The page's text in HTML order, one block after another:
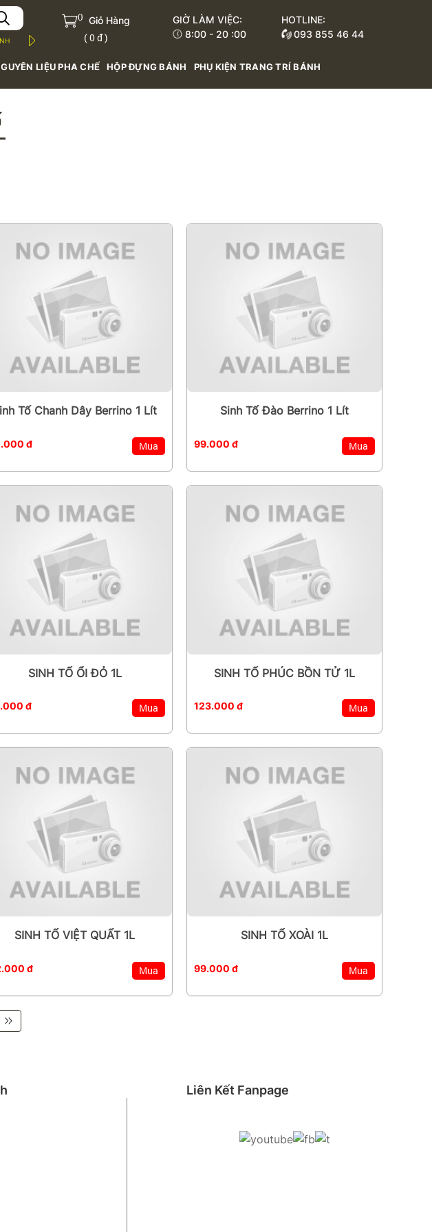
MỨT TRÁI CÂY BỘT ĐUÔI INOX BẮT HOA - KÉO GẤP BÔNG - DÙ INOX MÀU NƯỚC / MÀU DẦU /
0 Giỏ Hàng
(0 đ)
GIỜ LÀM VIỆC:
8:00 - 20 :00
HOTLINE:
093 855 46 44
LIỆU PHA CHẾ HỘP ĐỰNG BÁNH PHỤ KIỆN TRANG TRÍ BÁNH
Tố Chanh Dây Berrino 1 Lít
đ Mua
Sinh Tố Đào Berrino 1 Lít
99.000 đ Mua
SINH TỐ ỔI ĐỎ 1L
đ Mua
SINH TỐ PHÚC BỒN TỬ 1L
123.000 đ Mua
SINH TỐ VIỆT QUẤT 1L
đ Mua
SINH TỐ XOÀI 1L
99.000 đ Mua
Liên Kết Fanpage